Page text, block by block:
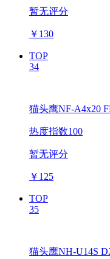
暂无评分
￥ 130
TOP
34
猫头鹰NF-A4x20
热度指数100
暂无评分
￥ 125
TOP
35
猫头鹰NH-U14S